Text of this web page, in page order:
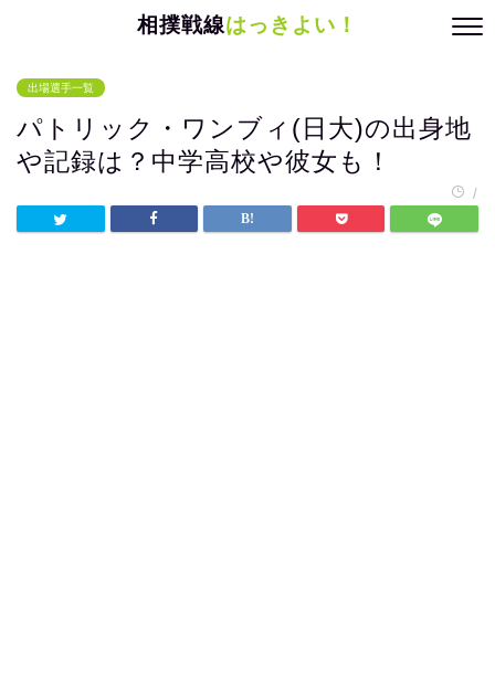
相撲戦線はっきよい！
出場選手一覧
パトリック・ワンブィ(日大)の出身地
や記録は？中学高校や彼女も！
/